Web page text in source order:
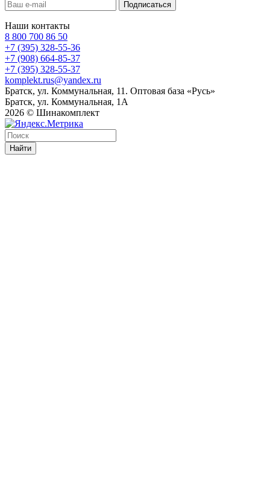
Наши контакты
8 800 700 86 50
+7 (395) 328-55-36
+7 (908) 664-85-37
+7 (395) 328-55-37
komplekt.rus@yandex.ru
Братск, ул. Коммунальная, 11. Оптовая база «Русь»
Братск, ул. Коммунальная, 1А
2026 © Шинакомплект
Найти